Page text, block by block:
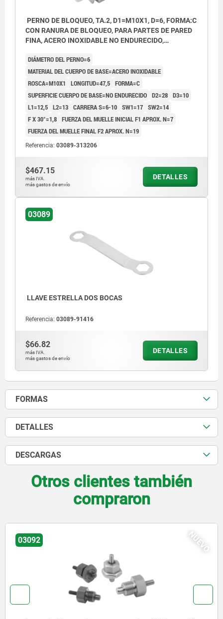
PERNO DE BLOQUEO, TA.2, D1=M10X1, D=6, FORMA:C
CON RANURA DE BLOQUEO, PARA PARTES DE PARED
FINA, ACERO INOXIDABLE NO ENDURECIDO,
DIÁMETRO DEL PERNO=6
MATERIAL DEL CUERPO DE BASE=ACERO INOXIDABLE
ROSCA=M10X1
LONGITUD=47,5 FORMA=C
SUPERFICIE CUERPO DE BASE=NO ENDURECIDO D2=28 D3=10
L1=12,5 L2=13 CARRERA S=6-10 SW1=17 SW2=14
F X 30°=1,8 FUERZA DEL MUELLE INICIAL F1 APROX. N=7
FUERZA DEL MUELLE FINAL F2 APROX. N=19
Referencia: 03089-313206
$467.15
más IVA.
más gastos de envío
DETALLES
03089
LLAVE ESTRELLA DOS BOCAS
Referencia: 03089-91416
$66.82
más IVA.
más gastos de envío
DETALLES
FORMAS
DETALLES
DESCARGAS
Otros clientes también
compraron
NUEVO
03092